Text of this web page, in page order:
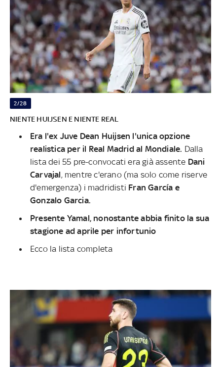
2/28
NIENTE HUIJSEN E NIENTE REAL
Era l'ex Juve Dean Huijsen l'unica opzione
realistica per il Real Madrid al Mondiale. Dalla
lista dei 55 pre-convocati era già assente Dani
Carvajal, mentre c'erano (ma solo come riserve
d'emergenza) i madridisti Fran García e
Gonzalo Garcia.
Presente Yamal, nonostante abbia finito la sua
stagione ad aprile per infortunio
Ecco la lista completa